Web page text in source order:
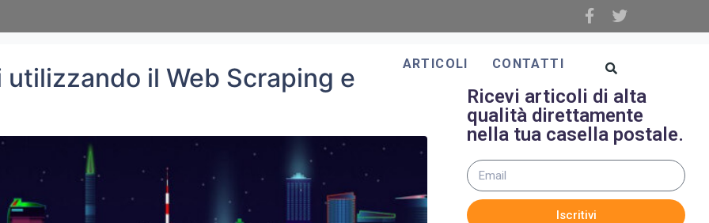
ARTICOLI CONTATTI
utilizzando il Web Scraping e
Ricevi articoli di alta
qualità direttamente
nella tua casella postale.
Iscritivi